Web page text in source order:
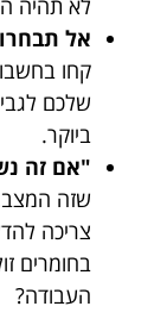
לא תהיה
אל
קחו
שלכם
ביוקר.
"אם זה
שזה
צריכה
בחומרים
העבודה?